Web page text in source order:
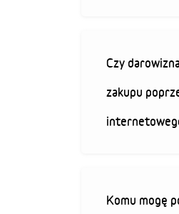
Czy
zakupu
Komu mogę